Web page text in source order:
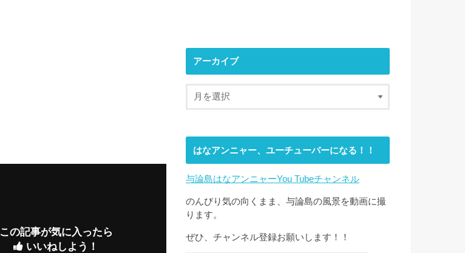
この記事が気に入ったら
いいねしよう！
アーカイブ
はなアンニャー、ユーチューバーになる！！
与論島はなアンニャーYou Tubeチャンネル
のんびり気の向くまま、与論島の風景を動画に撮
ります。
ぜひ、チャンネル登録お願いします！！